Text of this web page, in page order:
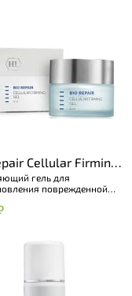
Cellular Firming
гель для
поврежденной